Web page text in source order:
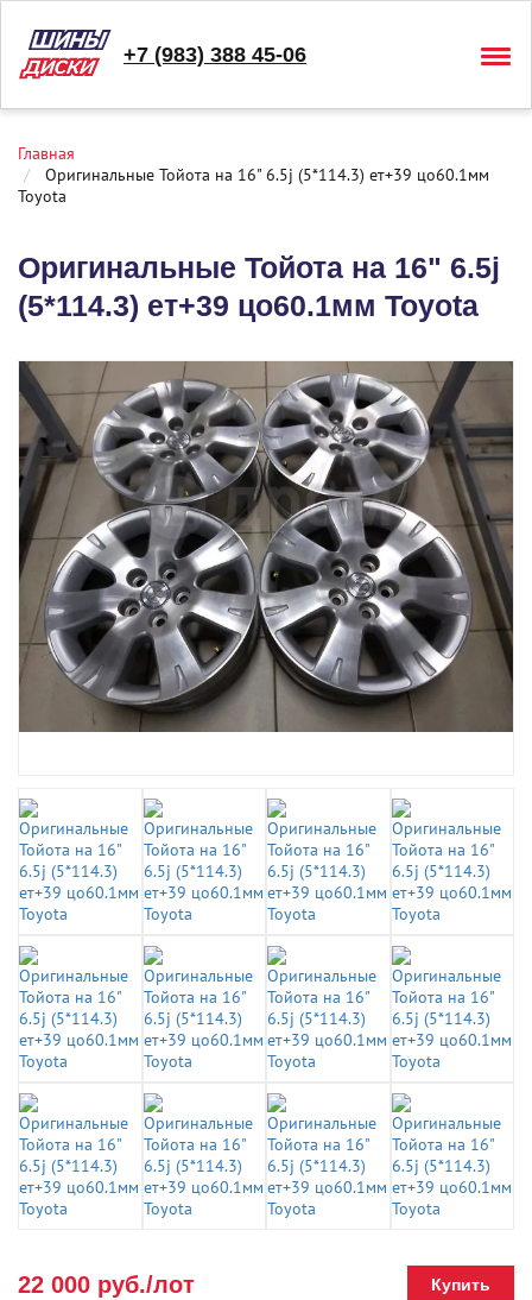
+7 (983) 388 45-06
Главная
Оригинальные Тойота на 16" 6.5j (5*114.3) ет+39 цо60.1мм
Toyota
Оригинальные Тойота на 16" 6.5j
(5*114.3) ет+39 цо60.1мм Toyota
22 000 руб./лот Купить